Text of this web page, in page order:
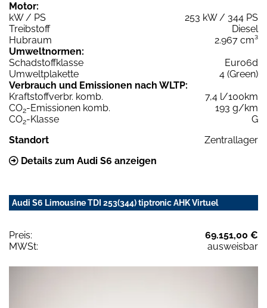
Motor:
kW / PS
253 kW / 344 PS
Treibstoff
Diesel
Hubraum
2.967 cm³
Umweltnormen:
Schadstoffklasse
Euro6d
Umweltplakette
4 (Green)
Verbrauch und Emissionen nach WLTP:
Kraftstoffverbr. komb.
7,4 l/100km
CO2-Emissionen komb.
193 g/km
CO2-Klasse
G
Standort
Zentrallager
Details zum Audi S6 anzeigen
Audi S6 Limousine TDI 253(344) tiptronic AHK Virtuel
Preis:
69.151,00 €
MWSt:
ausweisbar